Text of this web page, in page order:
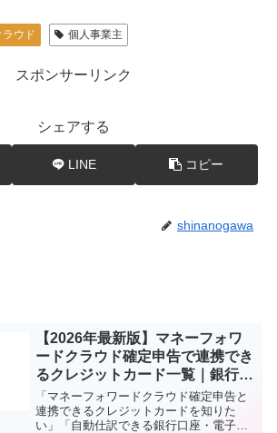
ウド 個人事業主
スポンサーリンク
シェアする
LINE コピー
shinanogawa
【2026年最新版】マネーフォワ
ードクラウド確定申告で連携でき
るクレジットカード一覧｜銀行口
座・電子マネーも完全網羅
「マネーフォワードクラウド確定申告と
連携できるクレジットカードを知りた
い」「自動仕訳できる銀行口座・電子マ